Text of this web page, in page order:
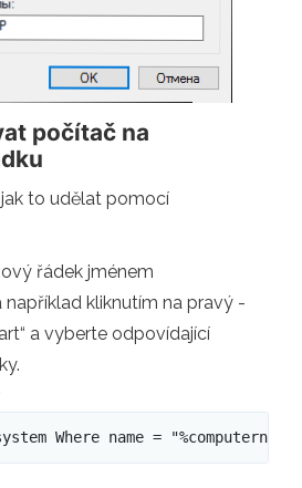
počítač na
to udělat pomocí
řádek jménem
například kliknutím na pravý -
a vyberte odpovídající
Where name =